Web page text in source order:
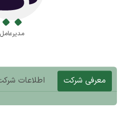
مدیرعامل
معرفی شرکت اطلاعات